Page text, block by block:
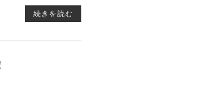
続きを読む